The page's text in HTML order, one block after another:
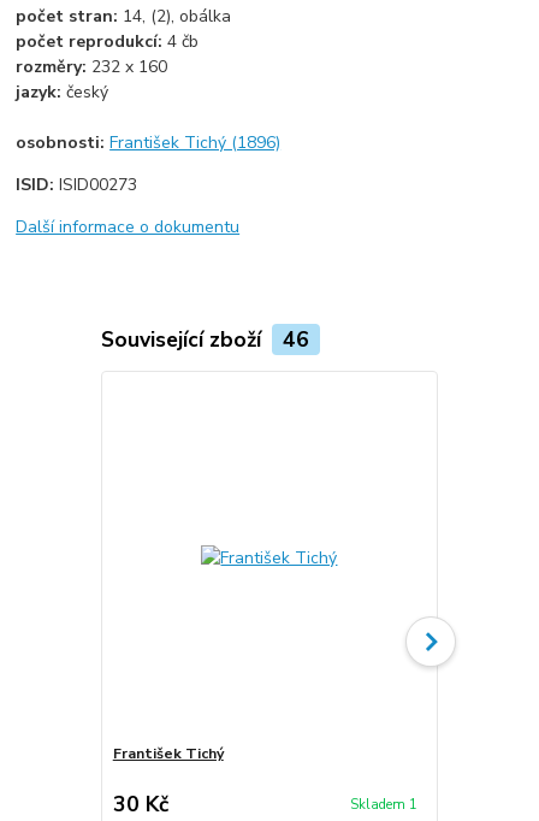
počet stran: 14, (2), obálka
počet reprodukcí:4 čb
rozměry: 232 x 160
jazyk:český
osobnosti:František Tichý (1896)
ISID:ISID00273
Další informace o dokumentu
Související zboží 46
František Tichý
30 Kč Skladem 1